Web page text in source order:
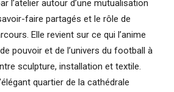
l’atelier autour d’une mutualisation
faire partagés et le rôle de
Elle revient sur ce qui l’anime
pouvoir et de l’univers du football à
sculpture, installation et textile.
quartier de la cathédrale